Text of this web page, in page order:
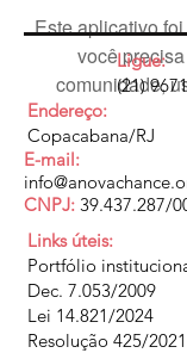
Este aplicativo
você
comunidade,
Ligue:
(21)
Endereço:
Copacabana/RJ
E-mail:
CNPJ: 39.437.287/
Links úteis:
Portfólio
Dec. 7.053/2009
Lei 14.821/2024
Resolução 425/